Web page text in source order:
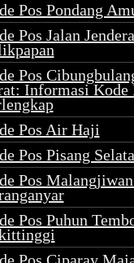
Pos Pondang
Pos Jalan
Pos
Informasi Kode
Pos Air Haji
Pos Pisang
Pos
Pos Puhun